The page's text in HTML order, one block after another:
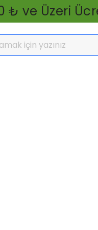
₺ ve Üzeri